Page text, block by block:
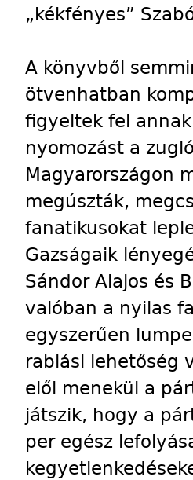
„kékfényes”
A könyvből
ötvenhatban
figyeltek fel
nyomozást a
Magyarországon
megúszták,
fanatikusokat
Gazságaik
Sándor Alajos és
valóban a nyilas
egyszerűen
rablási lehetőség
elől menekül a
játszik, hogy a
per egész